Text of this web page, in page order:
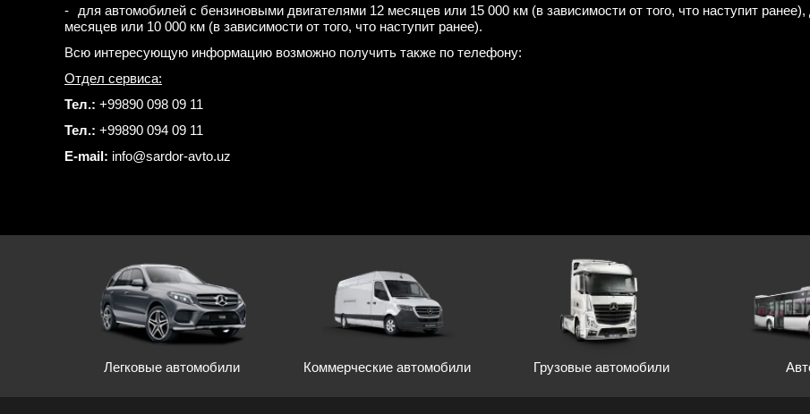
для автомобилей с бензиновыми двигателями 12 месяцев или 15 000 км (в зависимости от того, что наступит
месяцев или 10 000 км (в зависимости от того, что наступит ранее).
Всю интересующую информацию возможно получить также по телефону:
Отдел сервиса:
Тел.: +99890 098 09 11
Тел.: +99890 094 09 11
E-mail: info@sardor-avto.uz
Легковые автомобили Коммерческие автомобили Грузовые автомобили